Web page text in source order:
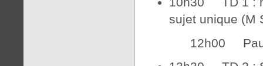
sujet unique (M
12h00